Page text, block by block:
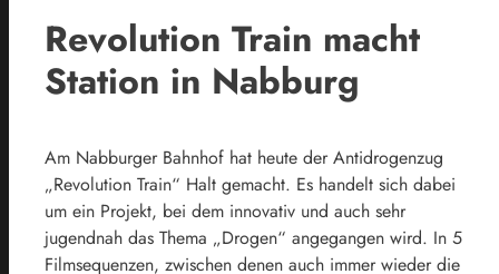
Revolution Train macht
Station in Nabburg
Am Nabburger Bahnhof hat heute der Antidrogenzug
„Revolution Train“ Halt gemacht. Es handelt sich dabei
um ein Projekt, bei dem innovativ und auch sehr
jugendnah das Thema „Drogen“ angegangen wird. In 5
Filmsequenzen, zwischen denen auch immer wieder die